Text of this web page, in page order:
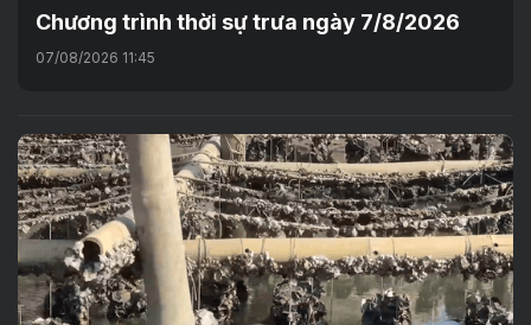
Chương trình thời sự trưa ngày 7/8/2026
07/08/2026 11:45